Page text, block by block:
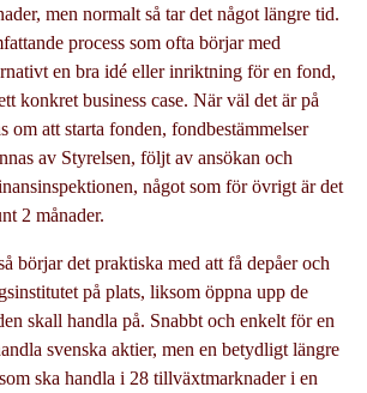
men normalt så tar det något längre tid.
process som ofta börjar med
en bra idé eller inriktning för en fond,
konkret business case. När väl det är på
om att starta fonden, fondbestämmelser
av Styrelsen, följt av ansökan och
något som för övrigt är det
2 månader.
börjar det praktiska med att få depåer och
på plats, liksom öppna upp de
skall handla på. Snabbt och enkelt för en
svenska aktier, men en betydligt längre
ska handla i 28 tillväxtmarknader i en